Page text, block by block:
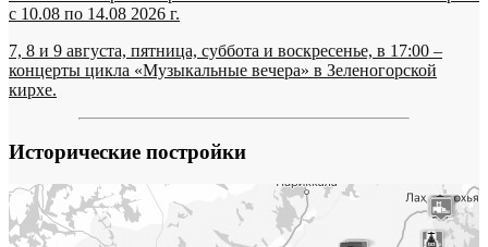
c 10.08 по 14.08 2026 г.
7, 8 и 9 августа, пятница, суббота и воскресенье, в 17:00 –
концерты цикла «Музыкальные вечера» в Зеленогорской
кирхе.
Исторические постройки